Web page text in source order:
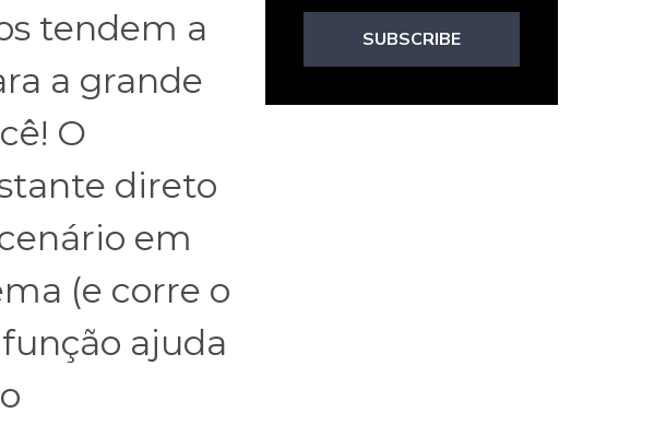
tendem a
a grande
O
direto
em
(e corre o
ajuda
SUBSCRIBE